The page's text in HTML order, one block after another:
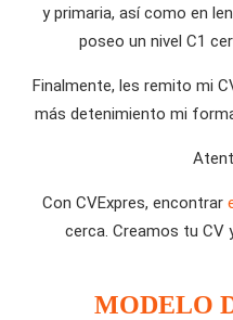
y primaria, así como en
poseo un nivel C1
Finalmente, les remito mi
más detenimiento mi
Con CVExpres, encontrar
cerca. Creamos tu CV
MODELO